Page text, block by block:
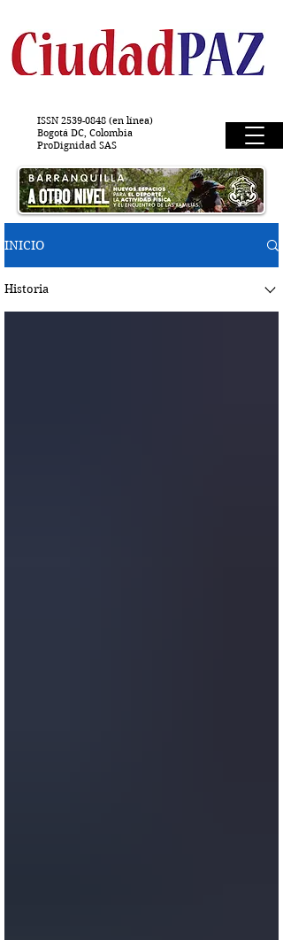
ISSN 2539-0848 (en línea)
Bogotá DC, Colombia
ProDignidad SAS
INICIO
Historia